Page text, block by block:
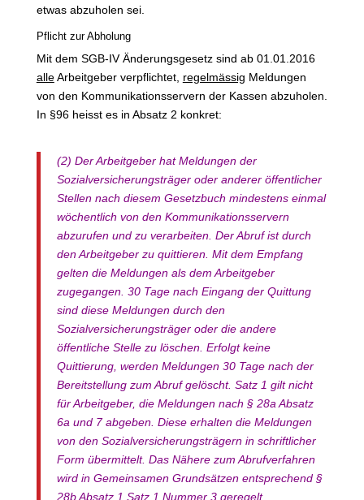
etwas abzuholen sei.
Pflicht zur Abholung
Mit dem SGB-IV Änderungsgesetz sind ab 01.01.2016
alleArbeitgeber verpflichtet, regelmässig Meldungen
von den Kommunikationsservern der Kassen abzuholen.
In §96 heisst es in Absatz 2 konkret:
(2) Der Arbeitgeber hat Meldungen der
Sozialversicherungsträger oder anderer öffentlicher
Stellen nach diesem Gesetzbuch mindestens einmal
wöchentlich von den Kommunikationsservern
abzurufen und zu verarbeiten. Der Abruf ist durch
den Arbeitgeber zu quittieren. Mit dem Empfang
gelten die Meldungen als dem Arbeitgeber
zugegangen. 30 Tage nach Eingang der Quittung
sind diese Meldungen durch den
Sozialversicherungsträger oder die andere
öffentliche Stelle zu löschen. Erfolgt keine
Quittierung, werden Meldungen 30 Tage nach der
Bereitstellung zum Abruf gelöscht. Satz 1 gilt nicht
für Arbeitgeber, die Meldungen nach § 28a Absatz
6a und 7 abgeben. Diese erhalten die Meldungen
von den Sozialversicherungsträgern in schriftlicher
Form übermittelt. Das Nähere zum Abrufverfahren
wird in Gemeinsamen Grundsätzen entsprechend §
28b Absatz 1 Satz 1 Nummer 3 geregelt.